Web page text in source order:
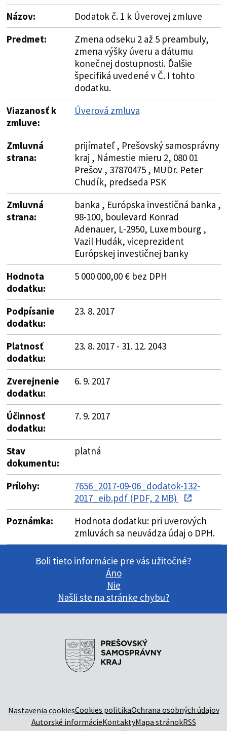
Názov:
Dodatok č. 1 k Úverovej zmluve
Predmet:
Zmena odseku 2 až 5 preambuly,
zmena výšky úveru a dátumu
konečnej dostupnosti. Ďalšie
špecifiká uvedené v Č. I tohto
dodatku.
Viazanosť k
zmluve:
Úverová zmluva
Zmluvná
strana:
prijímateľ , Prešovský samosprávny
kraj , Námestie mieru 2, 080 01
Prešov , 37870475 , MUDr. Peter
Chudík, predseda PSK
Zmluvná
strana:
banka , Európska investičná banka ,
98-100, boulevard Konrad
Adenauer, L-2950, Luxembourg ,
Vazil Hudák, viceprezident
Európskej investičnej banky
Hodnota
dodatku:
5 000 000,00 € bez DPH
Podpísanie
dodatku:
23. 8. 2017
Platnosť
dodatku:
23. 8. 2017 - 31. 12. 2043
Zverejnenie
dodatku:
6. 9. 2017
Účinnosť
dodatku:
7. 9. 2017
Stav
dokumentu:
platná
Prílohy:
7656_2017-09-06_dodatok-132-
2017_eib.pdf (PDF, 2 MB)
Poznámka:
Hodnota dodatku: pri uverových
zmluvách sa neuvádza údaj o DPH.
Boli tieto informácie pre vás užitočné?
Áno
Nie
Našli ste na stránke chybu?
Nastavenia cookiesCookies politikaOchrana osobných údajov
Autorské informácieKontaktyMapa stránokRSS